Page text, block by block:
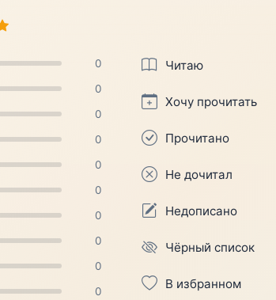
0
0
0
0
0
0
0
0
0
0
Читаю
Хочу прочитать
Прочитано
Не дочитал
Недописано
Чёрный список
В избранном